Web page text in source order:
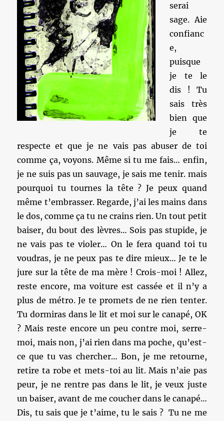
serai
sage. Aie
confianc
e,
puisque
je te le
dis ! Tu
sais très
bien que
je te
respecte et que je ne vais pas abuser de toi
comme ça, voyons. Même si tu me fais… enfin,
je ne suis pas un sauvage, je sais me tenir. mais
pourquoi tu tournes la tête ? Je peux quand
même t’embrasser. Regarde, j’ai les mains dans
le dos, comme ça tu ne crains rien. Un tout petit
baiser, du bout des lèvres… Sois pas stupide, je
ne vais pas te violer… On le fera quand toi tu
voudras, je ne peux pas te dire mieux… Je te le
jure sur la tête de ma mère ! Crois-moi ! Allez,
reste encore, ma voiture est cassée et il n’y a
plus de métro. Je te promets de ne rien tenter.
Tu dormiras dans le lit et moi sur le canapé, OK
? Mais reste encore un peu contre moi, serre-
moi, mais non, j’ai rien dans ma poche, qu’est-
ce que tu vas chercher… Bon, je me retourne,
retire ta robe et mets-toi au lit. Mais n’aie pas
peur, je ne rentre pas dans le lit, je veux juste
un baiser, avant de me coucher dans le canapé…
Dis, tu sais que je t’aime, tu le sais ? Tu ne me